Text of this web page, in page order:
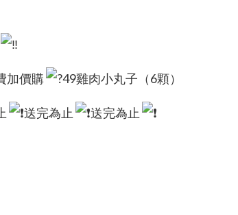
加價購 49雞肉小丸子（6顆）
送完為止 送完為止